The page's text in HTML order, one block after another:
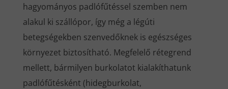
hagyományos padlófűtéssel szemben nem
alakul ki szállópor, így még a légúti
betegségekben szenvedőknek is egészséges
környezet biztosítható. Megfelelő rétegrend
mellett, bármilyen burkolatot kialakíthatunk
padlófűtésként (hidegburkolat,